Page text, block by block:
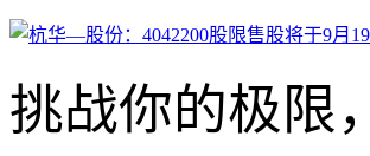
挑战你的极限